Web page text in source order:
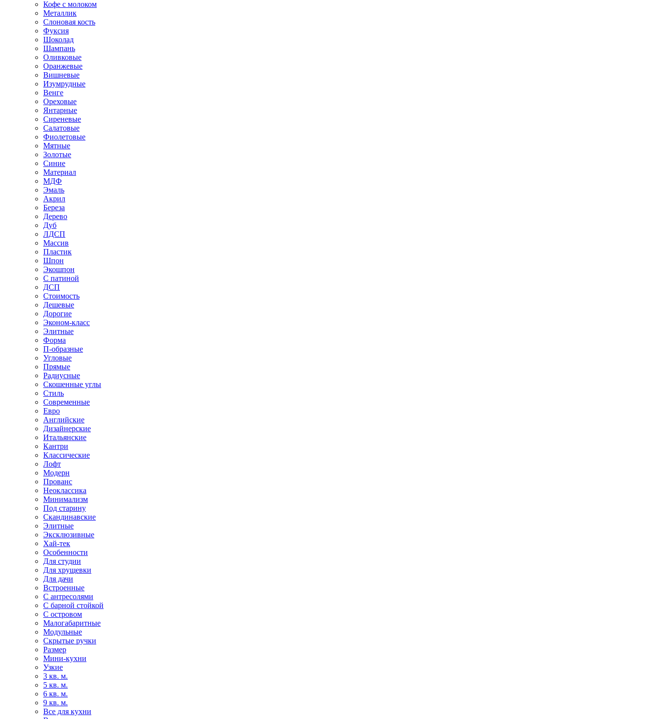
Кофе с молоком
Металлик
Слоновая кость
Фуксия
Шоколад
Шампань
Оливковые
Оранжевые
Вишневые
Изумрудные
Венге
Ореховые
Янтарные
Сиреневые
Салатовые
Фиолетовые
Мятные
Золотые
Синие
Материал
МДФ
Эмаль
Акрил
Береза
Дерево
Дуб
ЛДСП
Массив
Пластик
Шпон
Экошпон
С патиной
ДСП
Стоимость
Дешевые
Дорогие
Эконом-класс
Элитные
Форма
П-образные
Угловые
Прямые
Радиусные
Скошенные углы
Стиль
Современные
Евро
Английские
Дизайнерские
Итальянские
Кантри
Классические
Лофт
Модерн
Прованс
Неоклассика
Минимализм
Под старину
Скандинавские
Элитные
Эксклюзивные
Хай-тек
Особенности
Для студии
Для хрущевки
Для дачи
Встроенные
С антресолями
С барной стойкой
С островом
Малогабаритные
Модульные
Скрытые ручки
Размер
Мини-кухни
Узкие
3 кв. м.
5 кв. м.
6 кв. м.
9 кв. м.
Все для кухни